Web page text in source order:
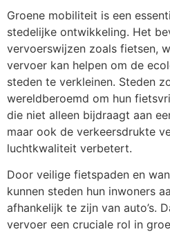
Groene mobiliteit is een
stedelijke ontwikkeling. Het
vervoerswijzen zoals fietsen,
vervoer kan helpen om de
steden te verkleinen. Steden
wereldberoemd om hun
die niet alleen bijdraagt aan
maar ook de verkeersdrukte
luchtkwaliteit verbetert.
Door veilige fietspaden en
kunnen steden hun inwoners
afhankelijk te zijn van auto’s.
vervoer een cruciale rol in